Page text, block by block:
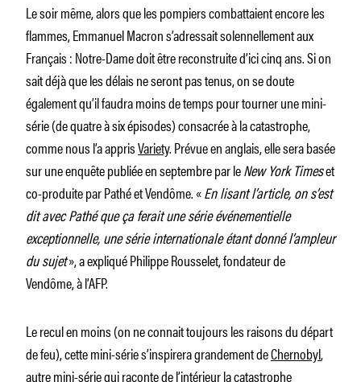
Le soir même, alors que les pompiers combattaient encore les
flammes, Emmanuel Macron s’adressait solennellement aux
Français : Notre-Dame doit être reconstruite d’ici cinq ans. Si on
sait déjà que les délais ne seront pas tenus, on se doute
également qu’il faudra moins de temps pour tourner une mini-
série (de quatre à six épisodes) consacrée à la catastrophe,
comme nous l’a apprisVariety. Prévue en anglais, elle sera basée
sur une enquête publiée en septembre par leNew York Timeset
co-produite par Pathé et Vendôme. «En lisant l’article, on s’est
dit avec Pathé que ça ferait une série événementielle
exceptionnelle, une série internationale étant donné l’ampleur
du sujet», a expliqué Philippe Rousselet, fondateur de
Vendôme, à l’AFP.
Le recul en moins (on ne connait toujours les raisons du départ
de feu), cette mini-série s’inspirera grandement deChernobyl,
autre mini-série qui raconte de l’intérieur la catastrophe